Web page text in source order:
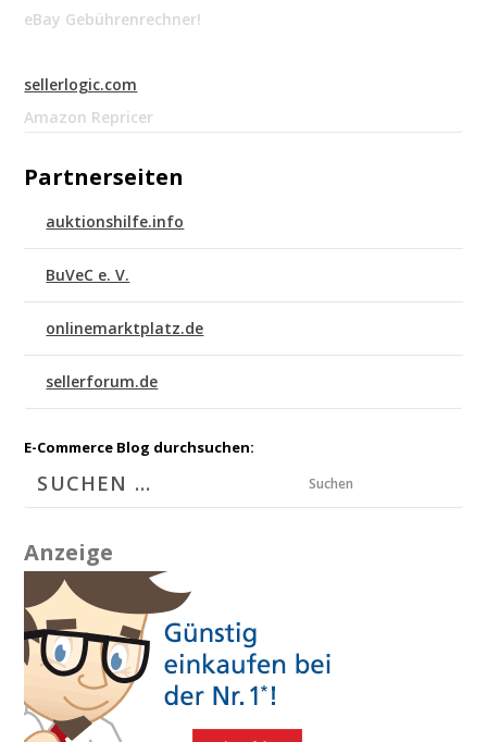
eBay Gebührenrechner!
sellerlogic.com
Amazon Repricer
Partnerseiten
auktionshilfe.info
BuVeC e. V.
onlinemarktplatz.de
sellerforum.de
E-Commerce Blog durchsuchen:
Suchen
Anzeige